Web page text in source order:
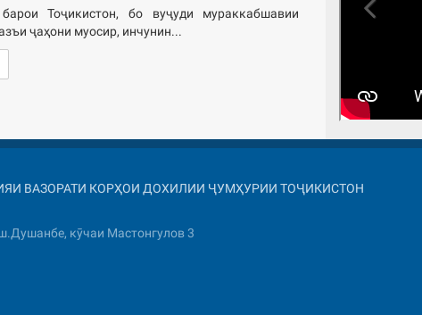
Тоҷикистон, бо вуҷуди мураккабшавии
ҷаҳони муосир, инчунин...
ВАЗОРАТИ КОРҲОИ ДОХИЛИИ ҶУМҲУРИИ ТОҶИКИСТОН
кӯчаи Мастонгулов 3